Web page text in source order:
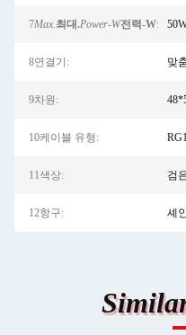
7Max.최대.Power-W전력-W:
8연결기: 맞
9차원:
10케이블 유형:
11색상: 검
12항구: 셰